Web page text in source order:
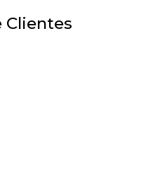
Clientes